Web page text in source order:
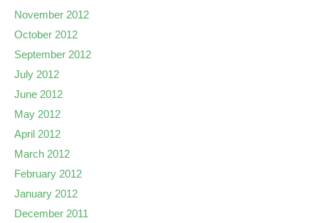
November 2012
October 2012
September 2012
July 2012
June 2012
May 2012
April 2012
March 2012
February 2012
January 2012
December 2011